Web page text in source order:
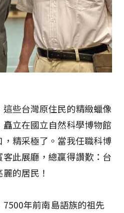
些台灣原住民的精緻蠟像
立在國立自然科學博物館
精采極了。當我任職科博
此展廳，總贏得讚歎：台
的居民！
年前南島語族的祖先